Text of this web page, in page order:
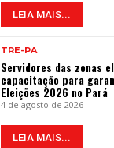
LEIA MAIS...
TRE-PA
Servidores das zonas
capacitação para
Eleições 2026 no Pará
4 de agosto de 2026
LEIA MAIS...